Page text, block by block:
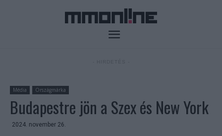
Média Országmárka
Budapestre jön a Szex és New York
2024. november 26.